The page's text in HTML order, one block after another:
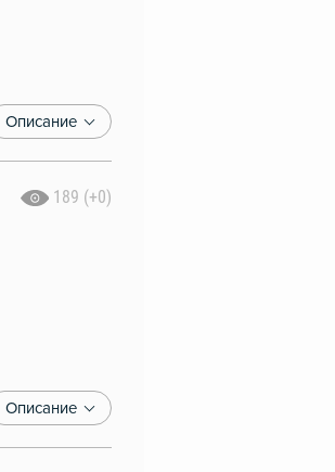
Описание
189 (+0)
Описание